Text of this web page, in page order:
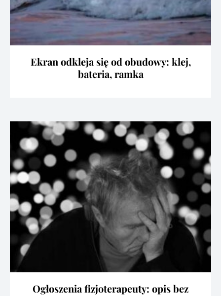
Ekran odkleja się od obudowy: klej,
bateria, ramka
Ogłoszenia fizjoterapeuty: opis bez